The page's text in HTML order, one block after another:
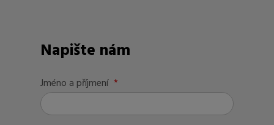
Napište nám
Jméno a příjmení *